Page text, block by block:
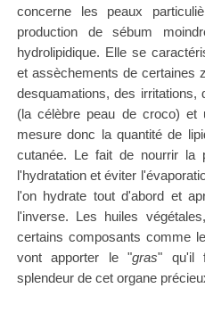
concerne les peaux
production de sébum
hydrolipidique. Elle se
et assèchements de certaines
desquamations, des irritations,
(la célèbre peau de croco) et
mesure donc la quantité de
cutanée. Le fait de nourrir la
l'hydratation et éviter
l'on hydrate tout d'abord et
l'inverse. Les huiles
certains composants comme
vont apporter le "gras" qu'il
splendeur de cet organe